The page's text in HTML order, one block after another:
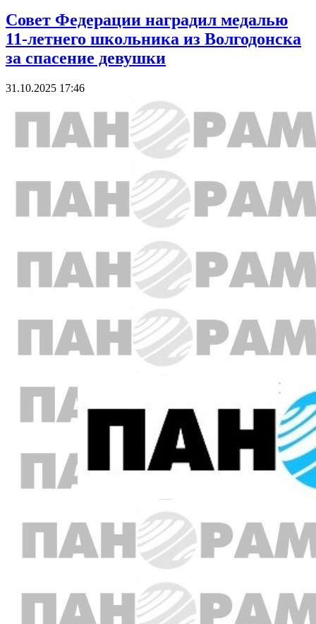
Совет Федерации наградил медалью
11-летнего школьника из Волгодонска
за спасение девушки
31.10.2025 17:46